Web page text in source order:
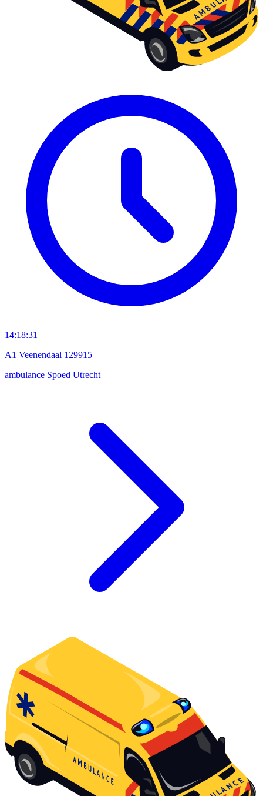
14:18:31
A1 Veenendaal 129915
ambulance Spoed Utrecht